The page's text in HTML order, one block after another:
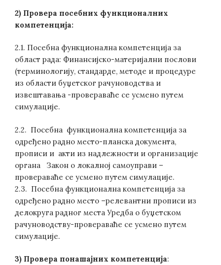
2) Провера посебних функционалних
компетенција:
2.1. Посебна функционална компетенција за
област рада: Финансијско-материјални послови
(терминологију, стандарде, методе и процедуре
из области буџетског рачуноводства и
извештавања -провераваће се усмено путем
симулације.
2.2. Посебна функционална компетенција за
одређено радно место-планска документа,
прописи и акти из надлежности и организације
органа Закон о локалној самоуправи –
провераваће се усмено путем симулације.
2.3. Посебна функционална компетенција за
одређено радно место –релевантни прописи из
делокруга радног места Уредба о буџетском
рачуноводству-провераваће се усмено путем
симулације.
3) Провера понашајних компетенција: